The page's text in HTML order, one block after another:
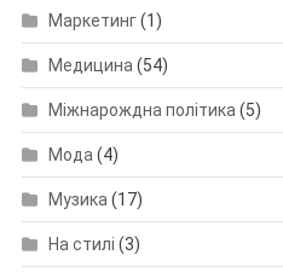
Маркетинг(1)
Медицина(54)
Міжнарождна політика(5)
Мода(4)
Музика(17)
На стилі (3)